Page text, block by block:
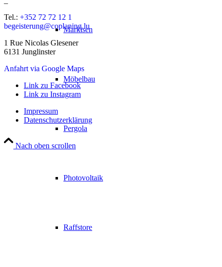
Markisen
Möbelbau
Pergola
Photovoltaik
Raffstore
Tel.: +352 72 72 12 1
begeisterung@coplaning.lu
1 Rue Nicolas Glesener
6131 Junglinster
Anfahrt via Google Maps
Link zu Facebook
Link zu Instagram
Impressum
Datenschutzerklärung
Nach oben scrollen